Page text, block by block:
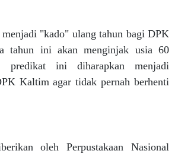
"kado" ulang tahun bagi DPK
tahun ini akan menginjak usia 60
predikat ini diharapkan menjadi
Kaltim agar tidak pernah berhenti
oleh Perpustakaan Nasional